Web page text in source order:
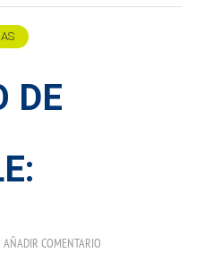
DE
AÑADIR COMENTARIO